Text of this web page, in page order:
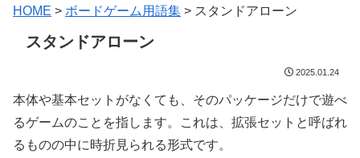
HOME > ボードゲーム用語集 > スタンドアローン
スタンドアローン
2025.01.24
本体や基本セットがなくても、そのパッケージだけで遊べ
るゲームのことを指します。これは、拡張セットと呼ばれ
るものの中に時折見られる形式です。